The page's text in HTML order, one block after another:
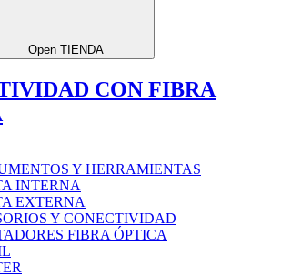
Open TIENDA
CON FIBRA
Y HERRAMIENTAS
INTERNA
EXTERNA
Y CONECTIVIDAD
FIBRA ÓPTICA